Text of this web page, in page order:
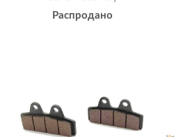
Распродано